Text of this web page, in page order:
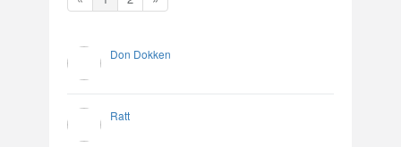
Don Dokken
Ratt